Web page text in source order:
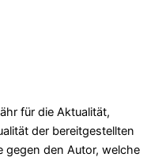
für die Aktualität,
der bereitgestellten
den Autor, welche